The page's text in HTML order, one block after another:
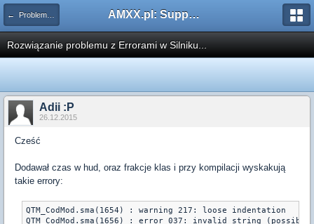
← Problemy z pluginami AMXX.pl: Support AMX Mod X i SourceMod
Rozwiązanie problemu z Errorami w Silniku...
Adii :P
26.12.2015
Cześć
Dodawał czas w hud, oraz frakcje klas i przy kompilacji wyskakują
takie errory:
QTM_CodMod.sma(1654) : warning 217: loose indentation
QTM_CodMod.sma(1656) : error 037: invalid string